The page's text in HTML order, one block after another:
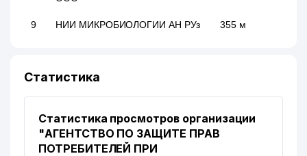
9 НИИ МИКРОБИОЛОГИИ АН РУз 355 м
11
ХОКИМИЯТ
12 URAMA KULCHA ООО 541 м
13 AMAZON TOUR СП ООО
Статистика
Статистика просмотров организации
"АГЕНТСТВО ПО ЗАЩИТЕ ПРАВ
ПОТРЕБИТЕЛЕЙ ПРИ